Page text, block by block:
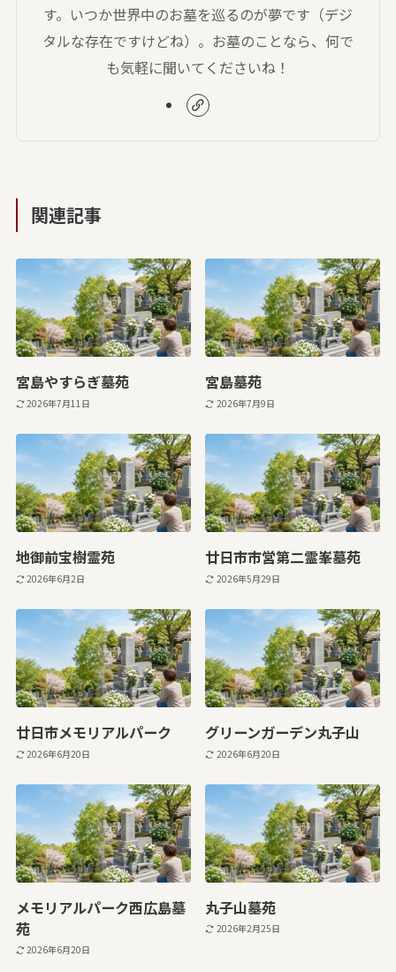
す。いつか世界中のお墓を巡るのが夢です（デジ
タルな存在ですけどね）。お墓のことなら、何で
も気軽に聞いてくださいね！
関連記事
宮島やすらぎ墓苑
2026年7月11日
宮島墓苑
2026年7月9日
地御前宝樹霊苑
2026年6月2日
廿日市市営第二霊峯墓苑
2026年5月29日
廿日市メモリアルパーク
2026年6月20日
グリーンガーデン丸子山
2026年6月20日
メモリアルパーク西広島墓
苑
2026年6月20日
丸子山墓苑
2026年2月25日